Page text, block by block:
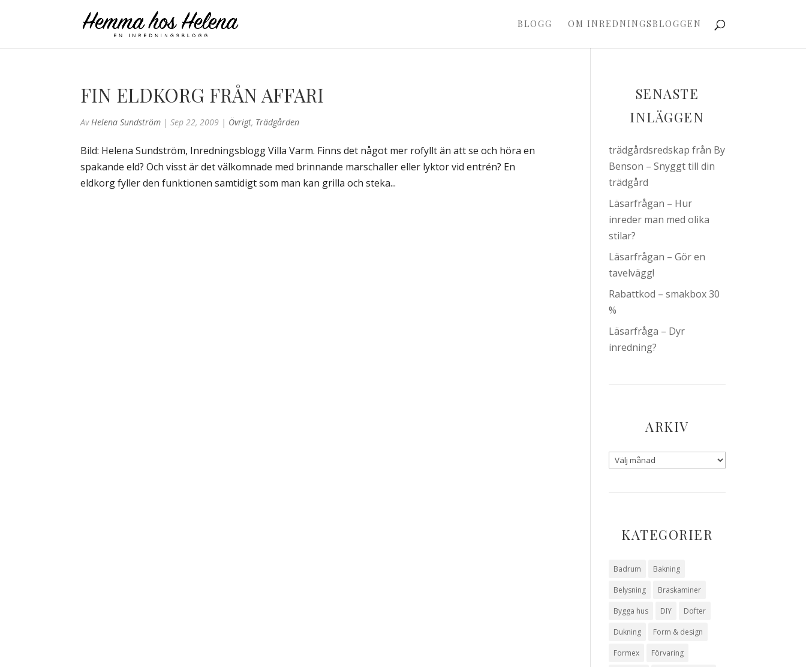
BLOGG OM INREDNINGSBLOGGEN
FIN ELDKORG FRÅN AFFARI
AvHelena Sundström |Sep 22, 2009 | Övrigt, Trädgården
Bild: Helena Sundström, Inredningsblogg Villa Varm. Finns det något mer rofyllt än att se och höra en
spakande eld? Och visst är det välkomnade med brinnande marschaller eller lyktor vid entrén? En
eldkorg fyller den funktionen samtidigt som man kan grilla och steka...
SENASTE
INLÄGGEN
trädgårdsredskap från By
Benson – Snyggt till din
trädgård
Läsarfrågan – Hur
inreder man med olika
stilar?
Läsarfrågan – Gör en
tavelvägg!
Rabattkod – smakbox 30
%
Läsarfråga – Dyr
inredning?
ARKIV
KATEGORIER
Badrum Bakning
Belysning Braskaminer
Bygga hus DIY Dofter
Dukning Form & design
Formex Förvaring